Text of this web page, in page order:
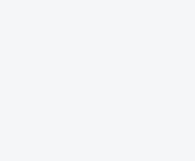
Die Schülerinnen und
Frankreich sehr bekanntes
Es erinnert an die Opfer des